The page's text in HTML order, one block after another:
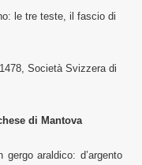
le tre teste, il fascio di
Società Svizzera di
di Mantova
araldico: d’argento